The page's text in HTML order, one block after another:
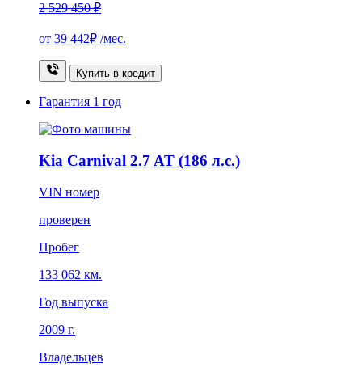
2 529 450 ₽
от 39 442₽ /мес.
Купить в кредит
Гарантия 1 год
Kia Carnival 2.7 AT (186 л.с.)
VIN номер
проверен
Пробег
133 062 км.
Год выпуска
2009 г.
Владельцев